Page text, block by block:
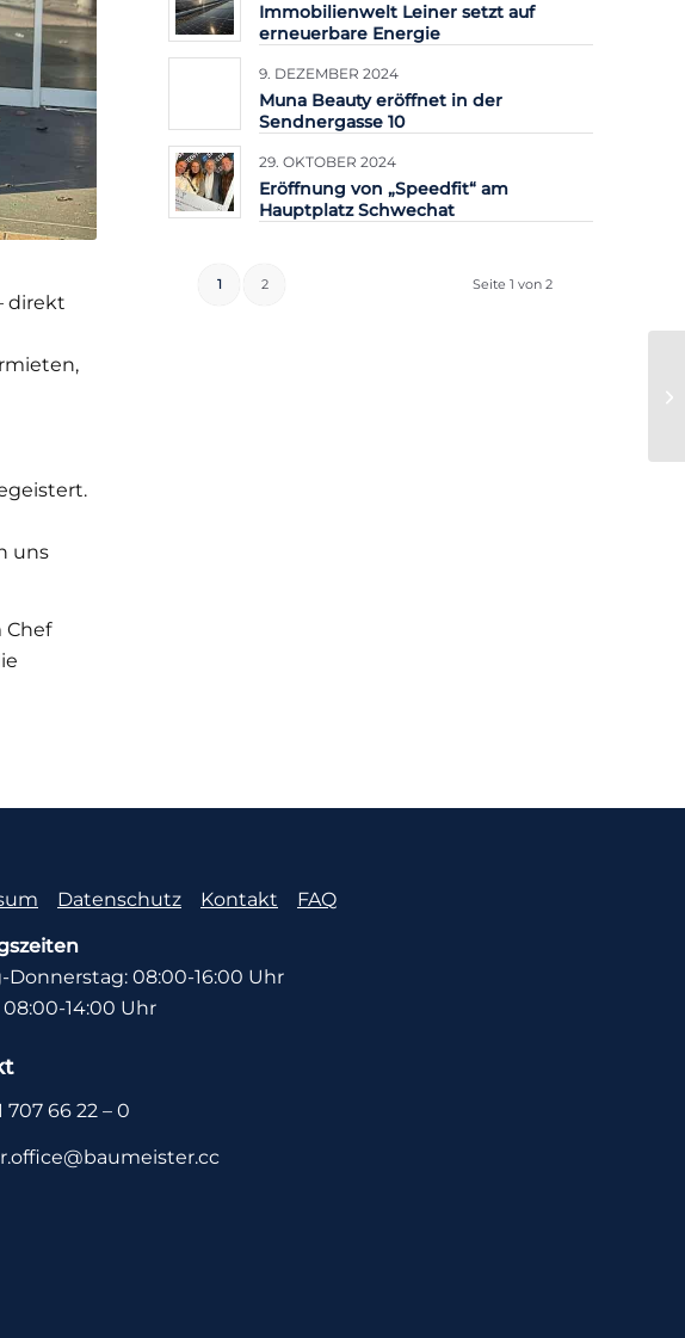
direkt
uns
Chef
Immobilienwelt Leiner setzt auf
erneuerbare Energie
9. DEZEMBER 2024
Muna Beauty eröffnet in der
Sendnergasse 10
29. OKTOBER 2024
Eröffnung von „Speedfit“ am
Hauptplatz Schwechat
Seite 1 von 2
1 2
Datenschutz Kontakt FAQ
Donnerstag: 08:00-16:00 Uhr
14:00 Uhr
707 66 22 – 0